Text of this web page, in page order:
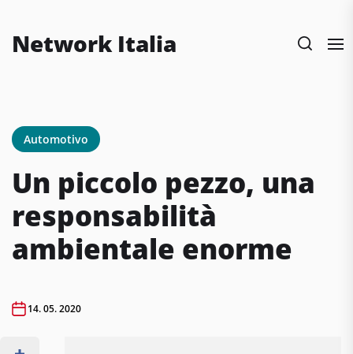
theNetwork Italia
Automotivo
Un piccolo pezzo, una
responsabilità
ambientale enorme
14. 05. 2020